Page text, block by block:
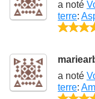
a noté
terre:
a noté
terre: